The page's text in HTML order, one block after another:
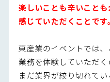
楽しいことも辛いこと
感じていただくことです。
東産業のイベントでは
業務を体験していただく
まだ業界が絞り切れて